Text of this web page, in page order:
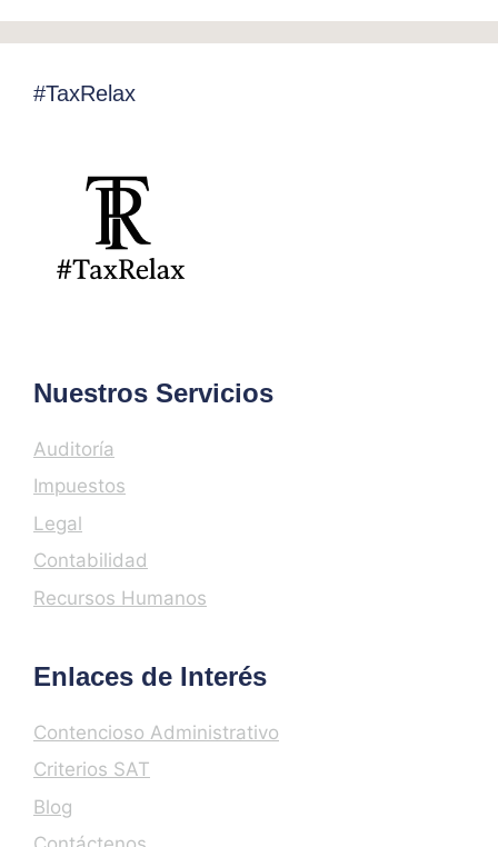
#TaxRelax
Nuestros Servicios
Auditoría
Impuestos
Legal
Contabilidad
Recursos Humanos
Enlaces de Interés
Contencioso Administrativo
Criterios SAT
Blog